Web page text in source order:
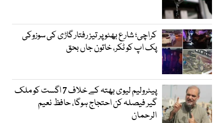
کراچی؛ شارع بھٹو پر تیز رفتار گاڑی کی سوزوکی
پک اپ کو ٹکر، خاتون جاں بحق
پیٹرولیم لیوی بھتہ کے خلاف 7 اگست کو ملک
گیر فیصلہ کن احتجاج ہوگا، حافظ نعیم
الرحمان